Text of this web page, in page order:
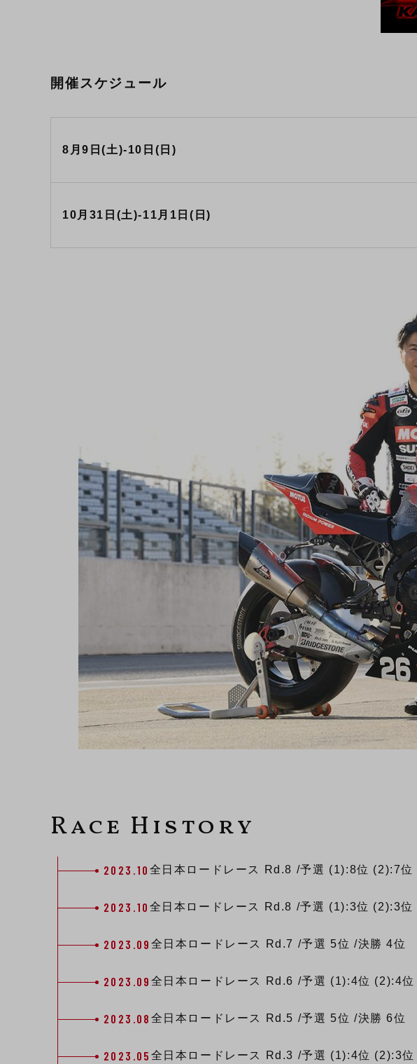
開催スケジュール
8月9日(土)-10日(日)
10月31日(土)-11月1日(日)
Race History
2023.10 全日本ロードレース Rd.8 /予選 (1):8位 (2):7位
2023.10 全日本ロードレース Rd.8 /予選 (1):3位 (2):3位
2023.09 全日本ロードレース Rd.7 /予選 5位 /決勝 4位
2023.09 全日本ロードレース Rd.6 /予選 (1):4位 (2):4位
2023.08 全日本ロードレース Rd.5 /予選 5位 /決勝 6位
2023.05 全日本ロードレース Rd.3 /予選 (1):4位 (2):3位